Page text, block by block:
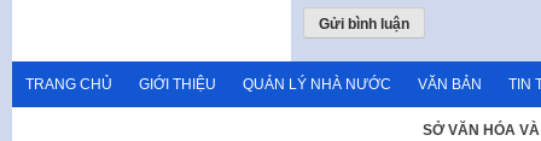
TRANG CHỦ GIỚI THIỆU QUẢN LÝ NHÀ NƯỚC VĂN BẢN TIN
SỞ VĂN HÓA